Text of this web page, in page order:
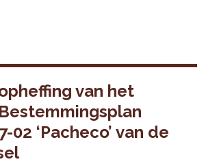
van het
02 ‘Pacheco’ van de